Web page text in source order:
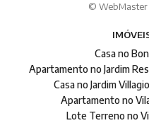
© WebMaster
Casa no
Apartamento no Jardim
Casa no Jardim
Apartamento no
Lote Terreno no